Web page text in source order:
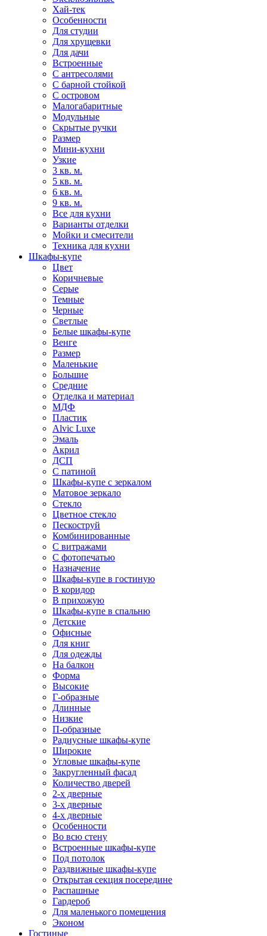
Хай-тек
Особенности
Для студии
Для хрущевки
Для дачи
Встроенные
С антресолями
С барной стойкой
С островом
Малогабаритные
Модульные
Скрытые ручки
Размер
Мини-кухни
Узкие
3 кв. м.
5 кв. м.
6 кв. м.
9 кв. м.
Все для кухни
Варианты отделки
Мойки и смесители
Техника для кухни
Шкафы-купе
Цвет
Коричневые
Серые
Темные
Черные
Светлые
Белые шкафы-купе
Венге
Размер
Маленькие
Большие
Средние
Отделка и материал
МДФ
Пластик
Alvic Luxe
Эмаль
Акрил
ДСП
С патиной
Шкафы-купе с зеркалом
Матовое зеркало
Стекло
Цветное стекло
Пескоструй
Комбинированные
С витражами
С фотопечатью
Назначение
Шкафы-купе в гостиную
В коридор
В прихожую
Шкафы-купе в спальню
Детские
Офисные
Для книг
Для одежды
На балкон
Форма
Высокие
Г-образные
Длинные
Низкие
П-образные
Радиусные шкафы-купе
Широкие
Угловые шкафы-купе
Закругленный фасад
Количество дверей
2-х дверные
3-х дверные
4-х дверные
Особенности
Во всю стену
Встроенные шкафы-купе
Под потолок
Раздвижные шкафы-купе
Открытая секция посередине
Распашные
Гардероб
Для маленького помещения
Эконом
Гостиные